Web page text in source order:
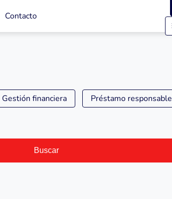
Contacto
Gestión financiera Préstamo responsable
Buscar